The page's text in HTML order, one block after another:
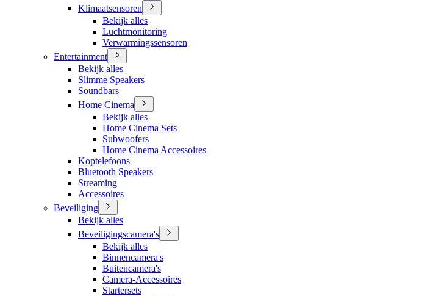
Klimaatsensoren
Bekijk alles
Luchtmonitoring
Verwarmingssensoren
Entertainment
Bekijk alles
Slimme Speakers
Soundbars
Home Cinema
Bekijk alles
Home Cinema Sets
Subwoofers
Home Cinema Accessoires
Koptelefoons
Bluetooth Speakers
Streaming
Accessoires
Beveiliging
Bekijk alles
Beveiligingscamera's
Bekijk alles
Binnencamera's
Buitencamera's
Camera-Accessoires
Startersets